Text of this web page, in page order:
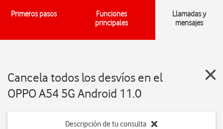
Primeros pasos
Funciones
principales
Llamadas y
mensajes
Cancela todos los desvíos en el
OPPO A54 5G Android 11.0
Descripción de tu consulta